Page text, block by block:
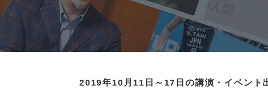
2019年10月11日～17日の講演・イベント